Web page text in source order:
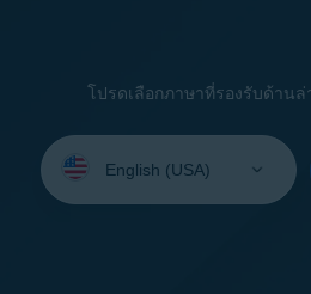
โปรดเลือกภาษาที่รองรับด้านล่
your